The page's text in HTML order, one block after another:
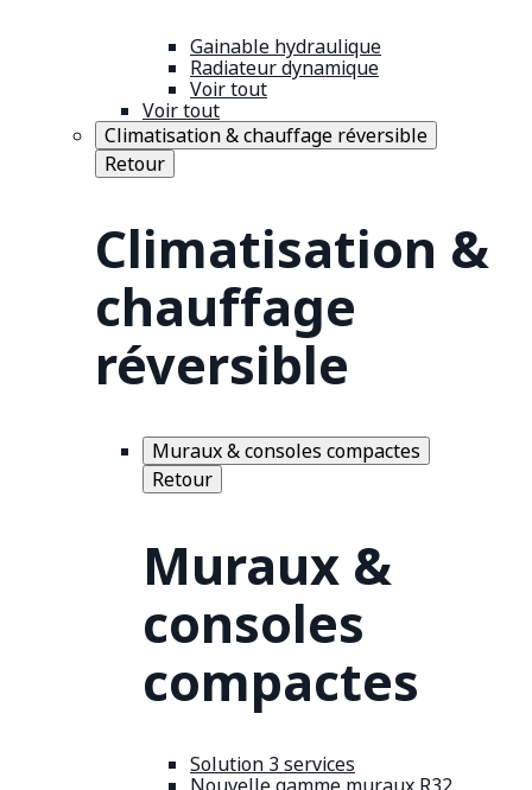
Gainable hydraulique
Radiateur dynamique
Voir tout
Voir tout
Climatisation & chauffage réversible
Retour
Climatisation &
chauffage
réversible
Muraux & consoles compactes
Retour
Muraux &
consoles
compactes
Solution 3 services